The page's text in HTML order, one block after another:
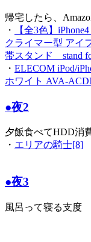
帰宅したら、
・
【全3色】
クライマー型 アイ
帯スタンド stand
・ ELECOM iPod/
ホワイト AVA-
●夜2
夕飯食べてHDD消
・ エリアの騎士[8]
●夜3
風呂って寝る支度